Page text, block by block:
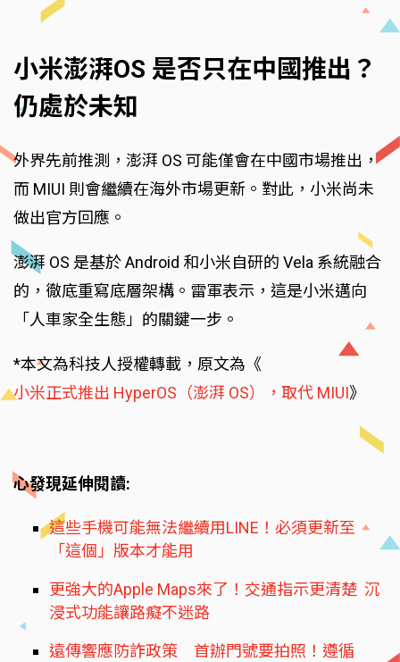
小米澎湃OS 是否只在中國推出？
仍處於未知
外界先前推測，澎湃 OS 可能僅會在中國市場推出，
而 MIUI 則會繼續在海外市場更新。對此，小米尚未
做出官方回應。
澎湃 OS 是基於 Android 和小米自研的 Vela 系統融合
的，徹底重寫底層架構。雷軍表示，這是小米邁向
「人車家全生態」的關鍵一步。
*本文為科技人授權轉載，原文為《
小米正式推出 HyperOS（澎湃 OS），取代 MIUI》
心發現延伸閱讀:
這些手機可能無法繼續用LINE！必須更新至
「這個」版本才能用
更強大的Apple Maps來了！交通指示更清楚 沉
浸式功能讓路癡不迷路
遠傳響應防詐政策 首辦門號要拍照！遵循